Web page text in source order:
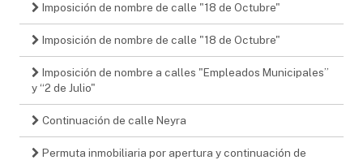
Imposición de nombre de calle "18 de Octubre"
Imposición de nombre de calle "18 de Octubre"
Imposición de nombre a calles "Empleados Municipales”
y “2 de Julio"
Continuación de calle Neyra
Permuta inmobiliaria por apertura y continuación de